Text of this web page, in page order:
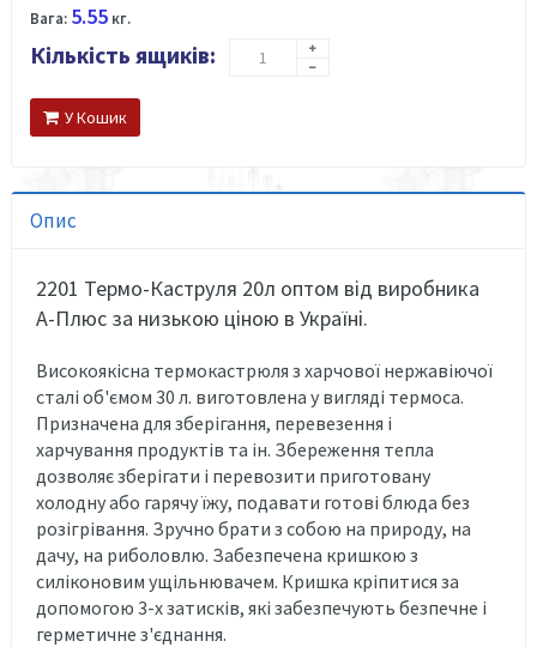
Вага: 5.55 кг.
Кількість ящиків:
У Кошик
Опис
2201 Термо-Каструля 20л оптом від виробника
А-Плюс за низькою ціною в Україні.
Високоякісна термокастрюля з харчової нержавіючої
сталі об'ємом 30 л. виготовлена у вигляді термоса.
Призначена для зберігання, перевезення і
харчування продуктів та ін. Збереження тепла
дозволяє зберігати і перевозити приготовану
холодну або гарячу їжу, подавати готові блюда без
розігрівання. Зручно брати з собою на природу, на
дачу, на риболовлю. Забезпечена кришкою з
силіконовим ущільнювачем. Кришка кріпитися за
допомогою 3-х затисків, які забезпечують безпечне і
герметичне з'єднання.